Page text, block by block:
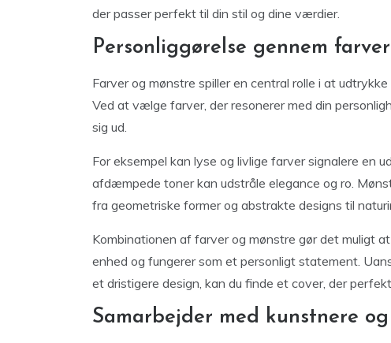
der passer perfekt til din stil og dine værdier.
Personliggørelse gennem
Farver og mønstre spiller en central rolle i at
Ved at vælge farver, der resonerer med din
sig ud.
For eksempel kan lyse og livlige farver signalere en
afdæmpede toner kan udstråle elegance og ro.
fra geometriske former og abstrakte designs til
Kombinationen af farver og mønstre gør det muligt
enhed og fungerer som et personligt statement.
et dristigere design, kan du finde et cover, der
Samarbejder med kunstnere